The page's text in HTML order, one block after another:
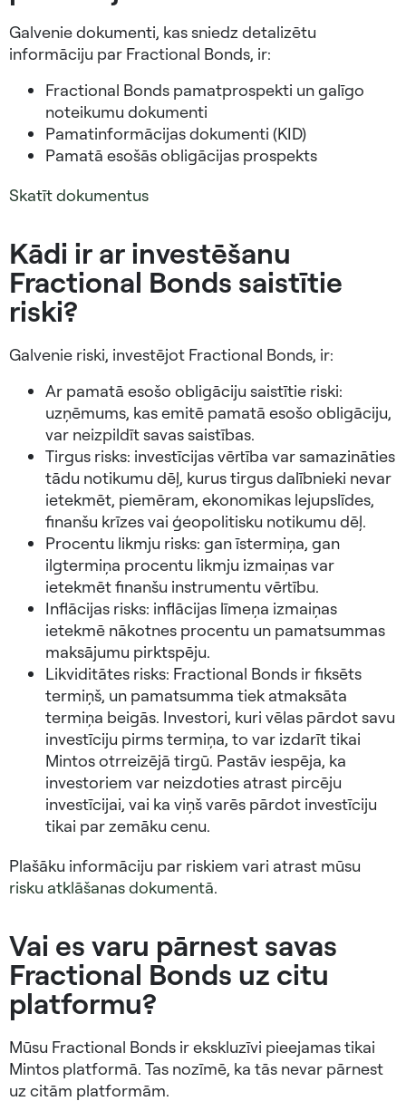
Galvenie dokumenti, kas sniedz detalizētu
informāciju par Fractional Bonds, ir:
Fractional Bonds pamatprospekti un galīgo
noteikumu dokumenti
Pamatinformācijas dokumenti (KID)
Pamatā esošās obligācijas prospekts
Skatīt dokumentus
Kādi ir ar investēšanu
Fractional Bonds saistītie
riski?
Galvenie riski, investējot Fractional Bonds, ir:
Ar pamatā esošo obligāciju saistītie riski:
uzņēmums, kas emitē pamatā esošo obligāciju,
var neizpildīt savas saistības.
Tirgus risks: investīcijas vērtība var samazināties
tādu notikumu dēļ, kurus tirgus dalībnieki nevar
ietekmēt, piemēram, ekonomikas lejupslīdes,
finanšu krīzes vai ģeopolitisku notikumu dēļ.
Procentu likmju risks: gan īstermiņa, gan
ilgtermiņa procentu likmju izmaiņas var
ietekmēt finanšu instrumentu vērtību.
Inflācijas risks: inflācijas līmeņa izmaiņas
ietekmē nākotnes procentu un pamatsummas
maksājumu pirktspēju.
Likviditātes risks: Fractional Bonds ir fiksēts
termiņš, un pamatsumma tiek atmaksāta
termiņa beigās. Investori, kuri vēlas pārdot savu
investīciju pirms termiņa, to var izdarīt tikai
Mintos otrreizējā tirgū. Pastāv iespēja, ka
investoriem var neizdoties atrast pircēju
investīcijai, vai ka viņš varēs pārdot investīciju
tikai par zemāku cenu.
Plašāku informāciju par riskiem vari atrast mūsu
risku atklāšanas dokumentā.
Vai es varu pārnest savas
Fractional Bonds uz citu
platformu?
Mūsu Fractional Bonds ir ekskluzīvi pieejamas tikai
Mintos platformā. Tas nozīmē, ka tās nevar pārnest
uz citām platformām.